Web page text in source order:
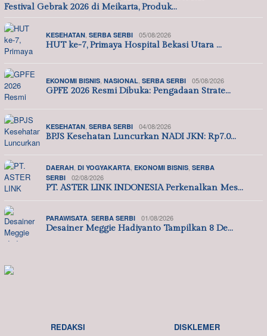
Festival Gebrak 2026 di Meikarta, Produk…
KESEHATAN SERBA SERBI 05/08/2026
HUT ke-7, Primaya Hospital Bekasi Utara …
EKONOMI BISNIS NASIONAL SERBA SERBI 05/08/2026
GPFE 2026 Resmi Dibuka: Pengadaan Strate…
KESEHATAN SERBA SERBI 04/08/2026
BPJS Kesehatan Luncurkan NADI JKN: Rp7.0…
DAERAH DI YOGYAKARTA EKONOMI BISNIS SERBA
SERBI
02/08/2026
PT. ASTER LINK INDONESIA Perkenalkan Mes…
PARAWISATA SERBA SERBI 01/08/2026
Desainer Meggie Hadiyanto Tampilkan 8 De…
REDAKSI DISKLEMER